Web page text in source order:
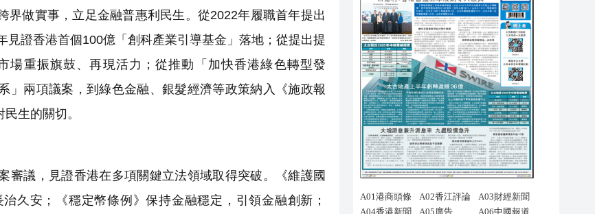
做實事，立足金融普惠利民生。從2022年履職首年提出
見證香港首個100億「創科產業引導基金」落地；從提出提
場重振旗鼓、再現活力；從推動「加快香港綠色轉型發
」兩項議案，到綠色金融、銀髮經濟等政策納入《施政報
生的關切。
議，見證香港在多項關鍵立法領域取得突破。《維護國
久安；《穩定幣條例》保持金融穩定，引領金融創新；